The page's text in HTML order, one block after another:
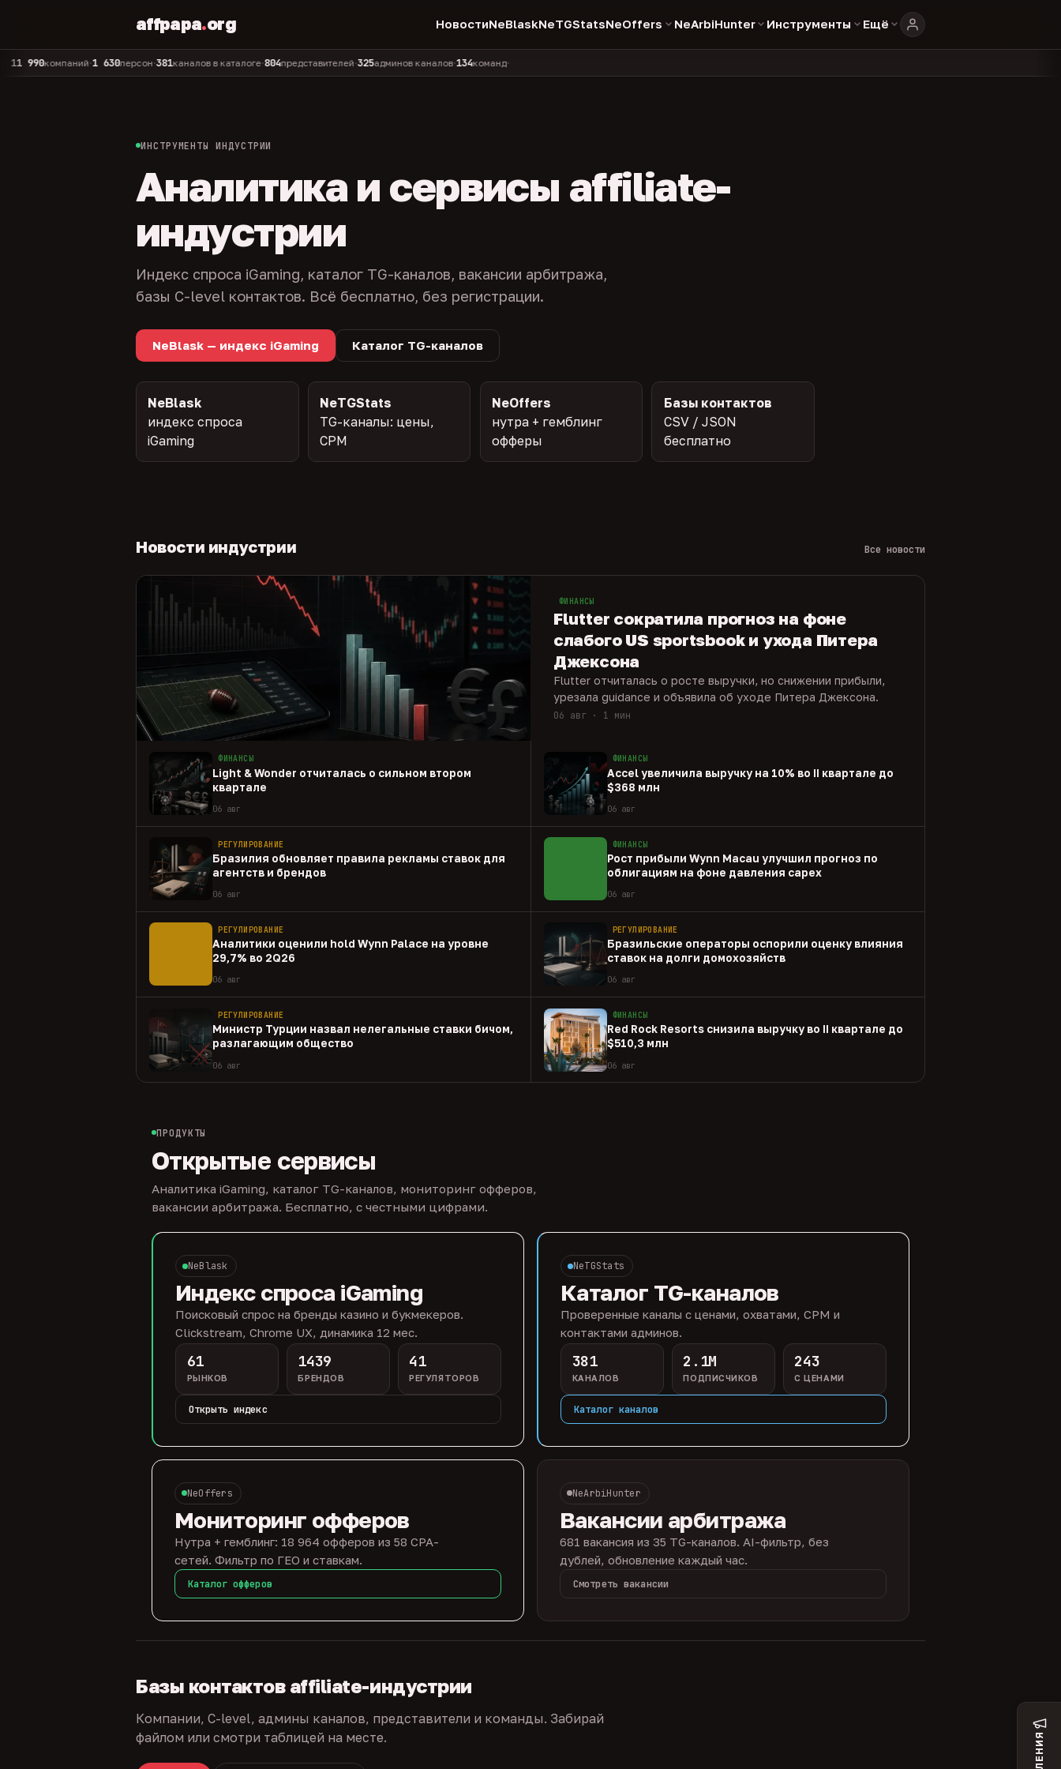
affpapa.org НовостиNeBlaskNeTGStatsNeOffers NeArbiHunter Инструменты Ещё
компаний•1 630персон•381каналов в каталоге•804представителей•325админов каналов •134команд• 11 990
ИНСТРУМЕНТЫ ИНДУСТРИИ
Аналитика и сервисы affiliate-
индустрии
Индекс спроса iGaming, каталог TG-каналов, вакансии арбитража,
базы C-level контактов. Всё бесплатно, без регистрации.
NeBlask — индекс iGaming Каталог TG-каналов
NeBlask
индекс спроса
iGaming
NeTGStats
TG-каналы: цены,
CPM
NeOffers
нутра + гемблинг
офферы
Базы контактов
CSV / JSON
бесплатно
Новости индустрии Все новости
ФИНАНСЫ
Flutter сократила прогноз на фоне
слабого US sportsbook и ухода Питера
Джексона
Flutter отчиталась о росте выручки, но снижении прибыли,
урезала guidance и объявила об уходе Питера Джексона.
06 авг · 1 мин
ФИНАНСЫ
Light & Wonder отчиталась о сильном втором
квартале
06 авг
ФИНАНСЫ
Accel увеличила выручку на 10% во II квартале до
$368 млн
06 авг
РЕГУЛИРОВАНИЕ
Бразилия обновляет правила рекламы ставок для
агентств и брендов
06 авг
ФИНАНСЫ
Рост прибыли Wynn Macau улучшил прогноз по
облигациям на фоне давления capex
06 авг
РЕГУЛИРОВАНИЕ
Аналитики оценили hold Wynn Palace на уровне
29,7% во 2Q26
06 авг
РЕГУЛИРОВАНИЕ
Бразильские операторы оспорили оценку влияния
ставок на долги домохозяйств
06 авг
РЕГУЛИРОВАНИЕ
Министр Турции назвал нелегальные ставки бичом,
разлагающим общество
06 авг
ФИНАНСЫ
Red Rock Resorts снизила выручку во II квартале до
$510,3 млн
06 авг
ПРОДУКТЫ
Открытые сервисы
Аналитика iGaming, каталог TG-каналов, мониторинг офферов,
вакансии арбитража. Бесплатно, с честными цифрами.
NeBlask
Индекс спроса iGaming
Поисковый спрос на бренды казино и букмекеров.
Clickstream, Chrome UX, динамика 12 мес.
61
РЫНКОВ
1439
БРЕНДОВ
41
РЕГУЛЯТОРОВ
Открыть индекс
NeTGStats
Каталог TG-каналов
Проверенные каналы с ценами, охватами, CPM и
контактами админов.
381
КАНАЛОВ
2.1M
ПОДПИСЧИКОВ
243
С ЦЕНАМИ
Каталог каналов
NeOffers
Мониторинг офферов
Нутра + гемблинг: 18 964 офферов из 58 CPA-
сетей. Фильтр по ГЕО и ставкам.
Каталог офферов
NeArbiHunter
Вакансии арбитража
681 вакансия из 35 TG-каналов. AI-фильтр, без
дублей, обновление каждый час.
Смотреть вакансии
Базы контактов affiliate-индустрии
Компании, C-level, админы каналов, представители и команды. Забирай
файлом или смотри таблицей на месте.